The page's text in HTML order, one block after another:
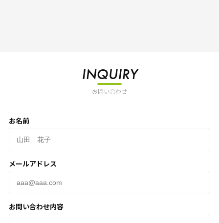
INQUIRY
お問い合わせ
お名前
メールアドレス
お問い合わせ内容